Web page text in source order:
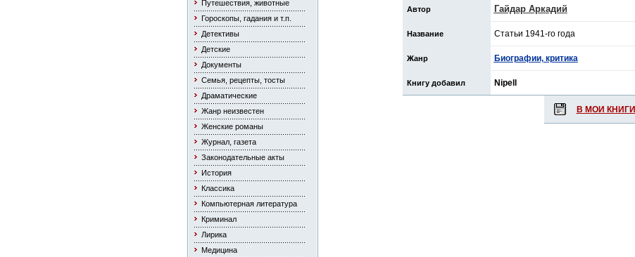
Путешествия, животные
Гороскопы, гадания и т.п.
Детективы
Детские
Документы
Семья, рецепты, тосты
Драматические
Жанр неизвестен
Женские романы
Журнал, газета
Законодательные акты
История
Классика
Компьютерная литература
Криминал
Лирика
Медицина
Автор Гайдар Аркадий
Название Статьи 1941-го года
Жанр Биографии, критика
Книгу добавил Nipell
В МОИ КНИГИ